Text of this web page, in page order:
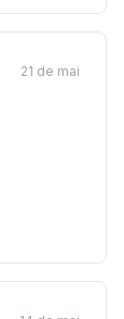
21 de mai